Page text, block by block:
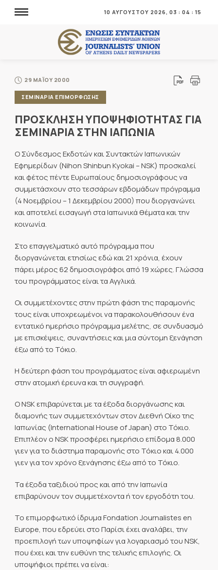
10 ΑΥΓΟΥΣΤΟΥ 2026, 03 : 04 : 15
29 ΜΑΪΟΥ 2000
ΣΕΜΙΝΑΡΙΑ ΕΠΙΜΟΡΦΩΣΗΣ
ΠΡΟΣΚΛΗΣΗ ΥΠΟΨΗΦΙΟΤΗΤΑΣ ΓΙΑ
ΣΕΜΙΝΑΡΙΑ ΣΤΗΝ ΙΑΠΩΝΙΑ
Ο Σύνδεσμος Εκδοτών και Συντακτών Ιαπωνικών
Εφημερίδων (Nihon Shinbun Kyokai – NSK) προσκαλεί
και φέτος πέντε Ευρωπαίους δημοσιογράφους να
συμμετάσχουν στο τεσσάρων εβδομάδων πρόγραμμα
(4 Νοεμβρίου – 1 Δεκεμβρίου 2000) που διοργανώνει
και αποτελεί εισαγωγή στα Ιαπωνικά θέματα και την
κοινωνία.
Στο επαγγελματικό αυτό πρόγραμμα που
διοργανώνεται ετησίως εδώ και 21 χρόνια, έχουν
πάρει μέρος 62 δημοσιογράφοι από 19 χώρες. Γλώσσα
του προγράμματος είναι τα Αγγλικά.
Οι συμμετέχοντες στην πρώτη φάση της παραμονής
τους είναι υποχρεωμένοι να παρακολουθήσουν ένα
εντατικό ημερήσιο πρόγραμμα μελέτης, σε συνδυασμό
με επισκέψεις, συναντήσεις και μια σύντομη ξενάγηση
έξω από το Τόκιο.
Η δεύτερη φάση του προγράμματος είναι αφιερωμένη
στην ατομική έρευνα και τη συγγραφή.
Ο NSK επιβαρύνεται με τα έξοδα διοργάνωσης και
διαμονής των συμμετεχόντων στον Διεθνή Οίκο της
Ιαπωνίας (International House of Japan) στο Τόκιο.
Επιπλέον ο NSK προσφέρει ημερήσιο επίδομα 8.000
γιεν για το διάστημα παραμονής στο Τόκιο και 4.000
γιεν για τον χρόνο ξενάγησης έξω από το Τόκιο.
Τα έξοδα ταξιδιού προς και από την Ιαπωνία
επιβαρύνουν τον συμμετέχοντα ή τον εργοδότη του.
Το επιμορφωτικό ίδρυμα Fondation Journalistes en
Europe, που εδρεύει στο Παρίσι έχει αναλάβει, την
προεπιλογή των υποψηφίων για λογαριασμό του NSK,
που έχει και την ευθύνη της τελικής επιλογής. Οι
υποψήφιοι πρέπει να είναι: